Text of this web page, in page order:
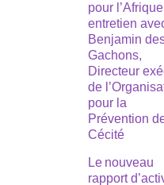
pour
entretien
Benjamin
Gachons,
Directeur
de
pour la
Prévention
Cécité
Le nouveau
rapport